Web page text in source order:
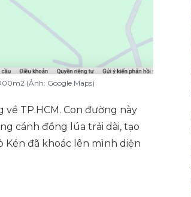
(Ảnh: Google Maps)
TP.HCM. Con đường này
cánh đồng lúa trải dài, tạo
Kén đã khoác lên mình diện